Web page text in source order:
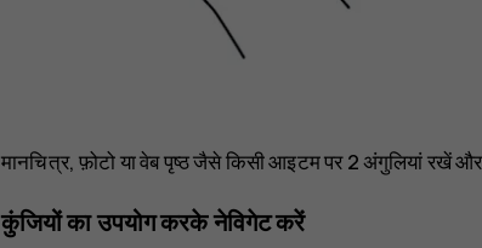
मानचित्र, फ़ोटो या वेब पृष्ठ जैसे किसी आइटम पर 2 अंगुलियां रखें
कुंजियों का उपयोग करके नेविगेट करें